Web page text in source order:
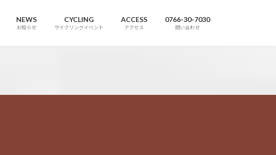
NEWS
お知らせ
CYCLING
サイクリングイベント
ACCESS
アクセス
0766-30-7030
問い合わせ